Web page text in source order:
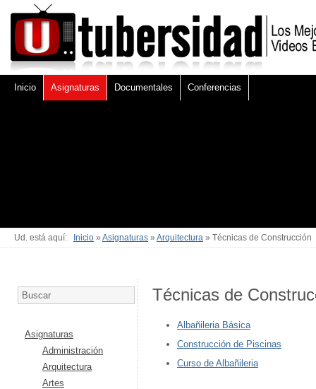
Inicio Asignaturas Documentales Conferencias
Ud. está aquí: Inicio » Asignaturas » Arquitectura » Técnicas de Construcción
Asignaturas
Administración
Arquitectura
Artes
Técnicas de
Albañileria Básica
Construcción de Piscinas
Curso de Albañileria